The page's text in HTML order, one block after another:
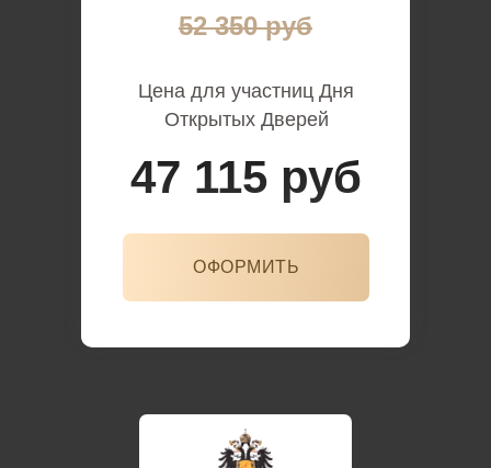
52 350 руб
47 115 руб
Цена для участниц Дня
Открытых Дверей
ОФОРМИТЬ